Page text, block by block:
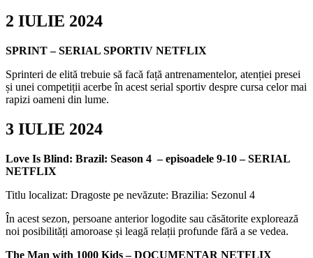
2 IULIE 2024
SPRINT – SERIAL SPORTIV NETFLIX
Sprinteri de elită trebuie să facă față antrenamentelor, atenției presei
și unei competiții acerbe în acest serial sportiv despre cursa celor mai
rapizi oameni din lume.
3 IULIE 2024
Love Is Blind: Brazil: Season 4 – episoadele 9-10 – SERIAL
NETFLIX
Titlu localizat: Dragoste pe nevăzute: Brazilia: Sezonul 4
În acest sezon, persoane anterior logodite sau căsătorite explorează
noi posibilități amoroase și leagă relații profunde fără a se vedea.
The Man with 1000 Kids – DOCUMENTAR NETFLIX